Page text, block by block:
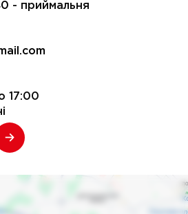
- приймальня
17:00